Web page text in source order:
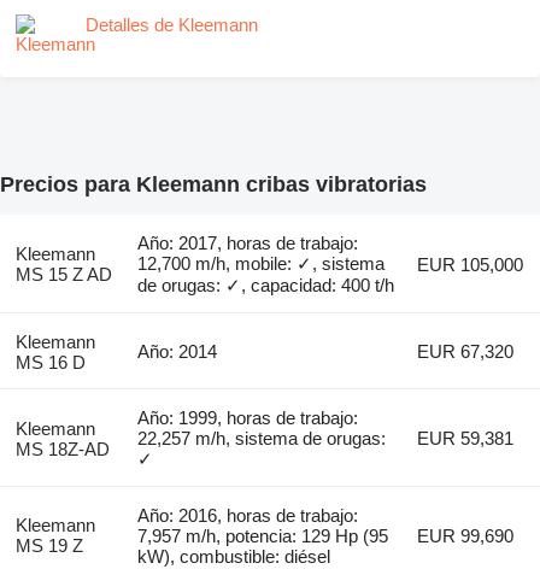
Detalles de Kleemann
Precios para Kleemann cribas vibratorias
Kleemann
MS 15 Z AD
Año: 2017, horas de trabajo:
12,700 m/h, mobile: ✓, sistema
de orugas: ✓, capacidad: 400 t/h
EUR 105,000
Kleemann
MS 16 D
Año: 2014 EUR 67,320
Kleemann
MS 18Z-AD
Año: 1999, horas de trabajo:
22,257 m/h, sistema de orugas:
✓
EUR 59,381
Kleemann
MS 19 Z
Año: 2016, horas de trabajo:
7,957 m/h, potencia: 129 Hp (95
kW), combustible: diésel
EUR 99,690